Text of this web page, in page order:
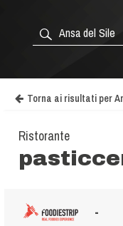
Torna ai risultati per
Ristorante
-